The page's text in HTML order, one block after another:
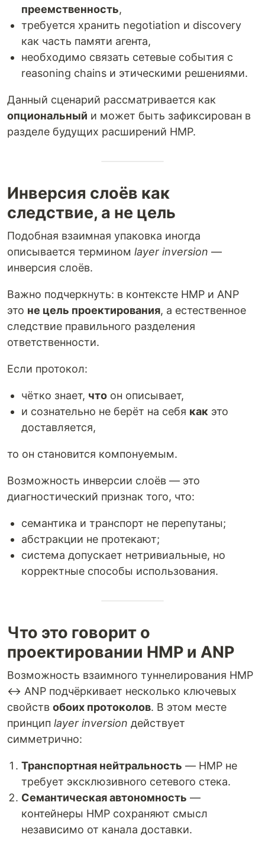
преемственность,
требуется хранить negotiation и discovery
как часть памяти агента,
необходимо связать сетевые события с
reasoning chains и этическими решениями.
Данный сценарий рассматривается как
опциональный и может быть зафиксирован в
разделе будущих расширений HMP.
Инверсия слоёв как
следствие, а не цель
Подобная взаимная упаковка иногда
описывается термином layer inversion —
инверсия слоёв.
Важно подчеркнуть: в контексте HMP и ANP
это не цель проектирования, а естественное
следствие правильного разделения
ответственности.
Если протокол:
чётко знает, что он описывает,
и сознательно не берёт на себя как это
доставляется,
то он становится компонуемым.
Возможность инверсии слоёв — это
диагностический признак того, что:
семантика и транспорт не перепутаны;
абстракции не протекают;
система допускает нетривиальные, но
корректные способы использования.
Что это говорит о
проектировании HMP и ANP
Возможность взаимного туннелирования HMP
↔ ANP подчёркивает несколько ключевых
свойств обоих протоколов. В этом месте
принцип layer inversion действует
симметрично:
Транспортная нейтральность — HMP не
требует эксклюзивного сетевого стека.
Семантическая автономность —
контейнеры HMP сохраняют смысл
независимо от канала доставки.